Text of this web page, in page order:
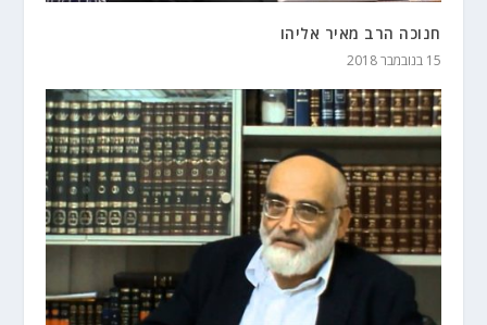
חנוכה הרב מאיר אליהו
15 בנובמבר 2018